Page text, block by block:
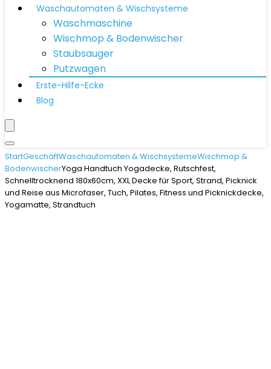
Waschautomaten & Wischsysteme
Waschmaschine
Wischmop & Bodenwischer
Staubsauger
Putzwagen
Erste-Hilfe-Ecke
Blog
StartGeschäftWaschautomaten & WischsystemeWischmop &
BodenwischerYoga Handtuch Yogadecke, Rutschfest,
Schnelltrocknend 180x60cm, XXL Decke für Sport, Strand, Picknick
und Reise aus Microfaser, Tuch, Pilates, Fitness und Picknickdecke,
Yogamatte, Strandtuch